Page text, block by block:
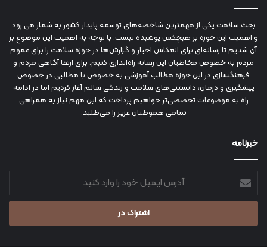
بحث سلامت یکی از مهمترین شاخصه‌های توسعه پایدار کشور به شمار می رود
و اهمیت این حوزه بر هیچکس پوشیده نیست. با توجه به اهمیت این موضوع بر
آن شدیم تا رسانه‌ای برای انعکاس اخبار و گزارش‌ها در حوزه سلامت را برای عموم
مردم به خصوص مخاطبان این رسانه راه‌اندازی کنیم. برای ارتقا آگاهی مردم و
فرهنگسازی در این حوزه مطالب آموزشی به خصوص با مطالبی در خصوص
پیشگیری و درمان، دانستنی‌های سلامت و زندگی سالم آغاز کردیم اما در ادامه
راه به موضوعات تخصصی‌تر خواهیم پرداخت که این مهم نیاز به همراهی
تمامی هموطنان عزیز را می‌طلبد.
خبرنامه
آدرس
ایمیل
خود
وارد